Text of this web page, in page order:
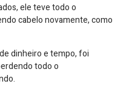
ele teve todo o
cabelo novamente, como
dinheiro e tempo, foi
todo o